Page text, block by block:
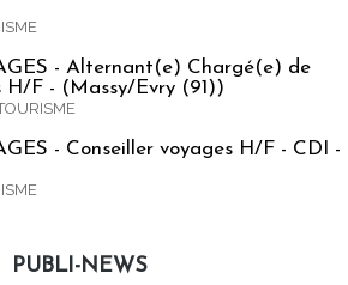
- Alternant(e) Chargé(e) de
H/F - (Massy/Evry (91))
- Conseiller voyages H/F - CDI -
PUBLI-NEWS